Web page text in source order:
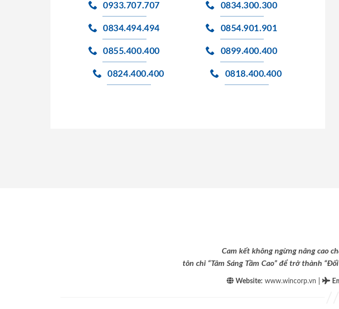
0933.707.707
0834.494.494
0855.400.400
0824.400.400
0834.300.300
0854.901.901
0899.400.400
0818.400.400
Cam kết không ngừng nâng cao
tôn chỉ “Tâm Sáng Tầm Cao” để trở thành
Website: www.wincorp.vn